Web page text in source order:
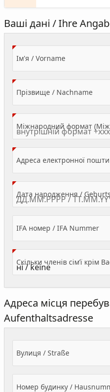
Ваші дані / Ihre
Ім'я / Vorname(Value
Прізвище / Nachname
Адреса електронної
Дата народження /
IFA номер / IFA Nummer
Адреса місця
Aufenthaltsadresse
Вулиця / Straße
Номер будинку /